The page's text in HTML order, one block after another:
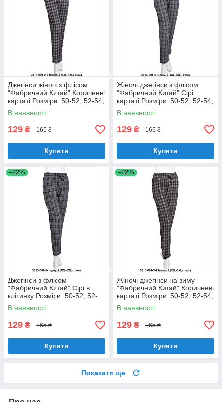
Джегінси жіночі з флісом
"Фабричний Китай" Коричневі
картаті Розміри: 50-52, 52-54,
54-56, 56-58 (18128-5)
В наявності
129 ₴ 165 ₴
Купити
Жіночі джегінси з флісом
"Фабричний Китай" Сірі
картаті Розміри: 50-52, 52-54,
54-56, 56-58 (18128-6)
В наявності
129 ₴ 165 ₴
Купити
–22%
Джегінси з флісом
"Фабричний Китай" Сірі в
клітинку Розміри: 50-52, 52-
54, 54-56, 56-58 (18128-7)
В наявності
129 ₴ 165 ₴
Купити
–22%
Жіночі джегінси на зиму
"Фабричний Китай" Коричневі
картаті Розміри: 50-52, 52-54,
54-56, 56-58 (18128-8)
В наявності
129 ₴ 165 ₴
Купити
Показати ще